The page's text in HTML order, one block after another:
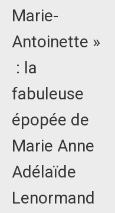
Marie-
Antoinette »
: la
fabuleuse
épopée de
Marie Anne
Adélaïde
Lenormand